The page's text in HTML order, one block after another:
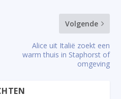
Volgende
Alice uit Italië zoekt een
warm thuis in Staphorst of
omgeving